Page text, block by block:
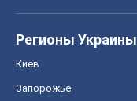
Регионы Украины
Киев
Запорожье